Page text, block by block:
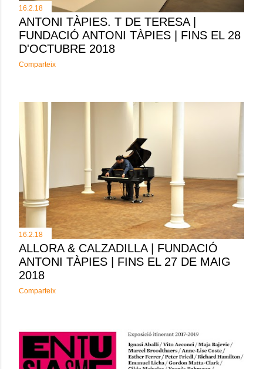
16.2.18
ANTONI TÀPIES. T DE TERESA |
FUNDACIÓ ANTONI TÀPIES | FINS EL 28
D'OCTUBRE 2018
Comparteix
16.2.18
ALLORA & CALZADILLA | FUNDACIÓ
ANTONI TÀPIES | FINS EL 27 DE MAIG
2018
Comparteix